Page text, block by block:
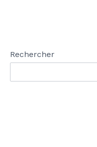
Rechercher